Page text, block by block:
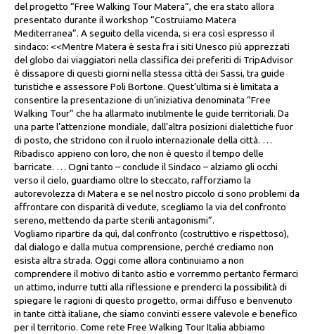
del progetto “Free Walking Tour Matera”, che era stato allora
presentato durante il workshop “Costruiamo Matera
Mediterranea”. A seguito della vicenda, si era così espresso il
sindaco: <<Mentre Matera è sesta fra i siti Unesco più apprezzati
del globo dai viaggiatori nella classifica dei preferiti di TripAdvisor
è dissapore di questi giorni nella stessa città dei Sassi, tra guide
turistiche e assessore Poli Bortone. Quest’ultima si è limitata a
consentire la presentazione di un’iniziativa denominata “Free
Walking Tour” che ha allarmato inutilmente le guide territoriali. Da
una parte l’attenzione mondiale, dall’altra posizioni dialettiche fuor
di posto, che stridono con il ruolo internazionale della città. …
Ribadisco appieno con loro, che non è questo il tempo delle
barricate. … Ogni tanto – conclude il Sindaco – alziamo gli occhi
verso il cielo, guardiamo oltre lo steccato, rafforziamo la
autorevolezza di Matera e se nel nostro piccolo ci sono problemi da
affrontare con disparità di vedute, scegliamo la via del confronto
sereno, mettendo da parte sterili antagonismi”.
Vogliamo ripartire da quì, dal confronto (costruttivo e rispettoso),
dal dialogo e dalla mutua comprensione, perché crediamo non
esista altra strada. Oggi come allora continuiamo a non
comprendere il motivo di tanto astio e vorremmo pertanto fermarci
un attimo, indurre tutti alla riflessione e prenderci la possibilità di
spiegare le ragioni di questo progetto, ormai diffuso e benvenuto
in tante città italiane, che siamo convinti essere valevole e benefico
per il territorio. Come rete Free Walking Tour Italia abbiamo